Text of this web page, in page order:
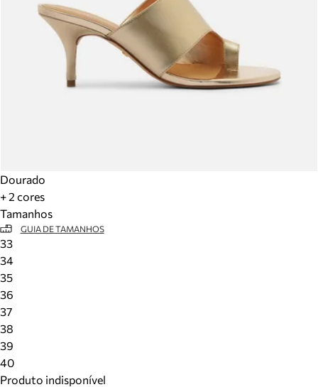
Dourado
+ 2 cores
Tamanhos
GUIA DE TAMANHOS
33
34
35
36
37
38
39
40
Produto indisponível